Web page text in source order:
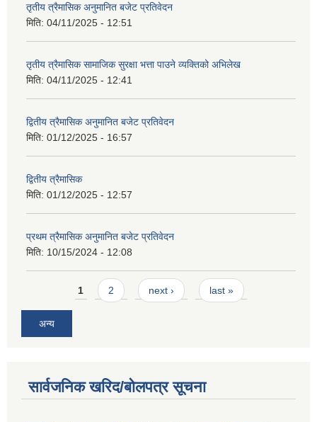
तृतीय त्रैमासिक अनुमानित बजेट प्रतिवेदन
मिति: 04/11/2025 - 12:51
तृतीय त्रैमासिक सामाजिक सुरक्षा भत्ता पाउने व्यक्तिको अभिलेख
मिति: 04/11/2025 - 12:41
द्वितीय त्रैमासिक अनुमानित बजेट प्रतिवेदन
मिति: 01/12/2025 - 16:57
द्वितीय त्रैमासिक
मिति: 01/12/2025 - 12:57
प्रथम त्रैमासिक अनुमानित बजेट प्रतिवेदन
मिति: 10/15/2024 - 12:08
Pages1 2 next › last »
अन्य
सार्वजनिक खरिद/बोलपत्र सूचना